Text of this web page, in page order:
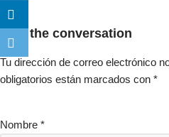
Join the conversation
Tu dirección de correo electrónico
obligatorios están marcados con *
Nombre *